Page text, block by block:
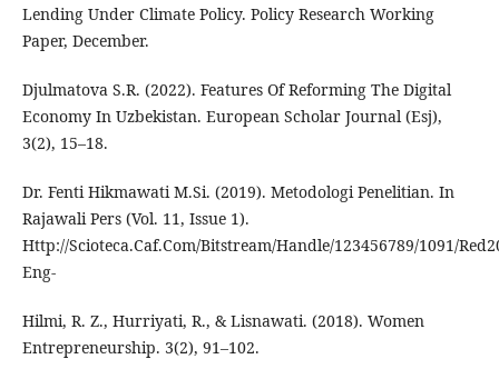
Lending Under Climate Policy. Policy Research Working
Paper, December.
Djulmatova S.R. (2022). Features Of Reforming The Digital
Economy In Uzbekistan. European Scholar Journal (Esj),
3(2), 15–18.
Dr. Fenti Hikmawati M.Si. (2019). Metodologi Penelitian. In
Rajawali Pers (Vol. 11, Issue 1).
Http://Scioteca.Caf.Com/Bitstream/Handle/123456789/1091/
Eng-
Hilmi, R. Z., Hurriyati, R., & Lisnawati. (2018). Women
Entrepreneurship. 3(2), 91–102.